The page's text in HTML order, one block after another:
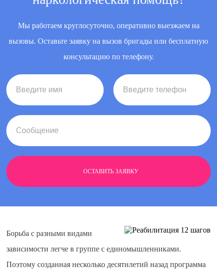
Мы работаем круглосуточно, оперативно выезжаем на
вызовы. Оставьте заявку на вызов бригады или бесплатную
консультацию по телефону.
ОСТАВИТЬ ЗАЯВКУ
Борьба с разными видами
зависимости легче в группе с единомышленниками.
Поэтому созданная несколько десятилетий назад программа